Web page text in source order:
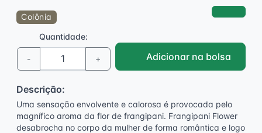
Colônia
Quantidade:
- + Adicionar na bolsa
Descrição:
Uma sensação envolvente e calorosa é provocada pelo
magnífico aroma da flor de frangipani. Frangipani Flower
desabrocha no corpo da mulher de forma romântica e logo